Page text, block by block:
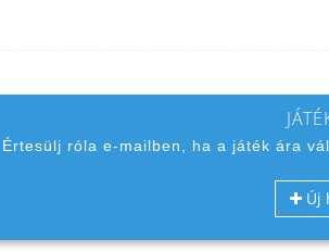
Értesülj róla e-mailben, ha a játék ára
Új